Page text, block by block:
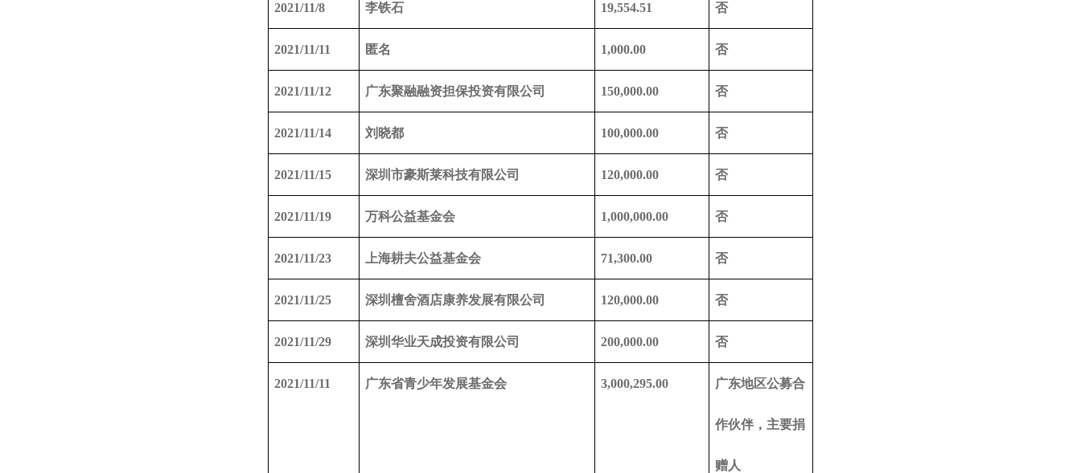
2021/11/8 李铁石 19,554.51 否
2021/11/11 匿名 1,000.00 否
2021/11/12 广东聚融融资担保投资有限公司 150,000.00 否
2021/11/14 刘晓都 100,000.00 否
2021/11/15 深圳市豪斯莱科技有限公司 120,000.00 否
2021/11/19 万科公益基金会 1,000,000.00 否
2021/11/23 上海耕夫公益基金会 71,300.00 否
2021/11/25 深圳檀舍酒店康养发展有限公司 120,000.00 否
2021/11/29 深圳华业天成投资有限公司 200,000.00 否
2021/11/11 广东省青少年发展基金会 3,000,295.00 广东地区公募合
作伙伴，主要捐
赠人